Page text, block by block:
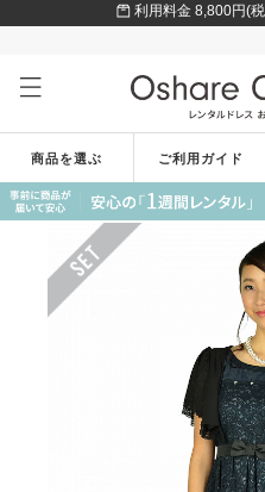
利用料金 8,800円(
商品を選ぶ ご利用ガイド